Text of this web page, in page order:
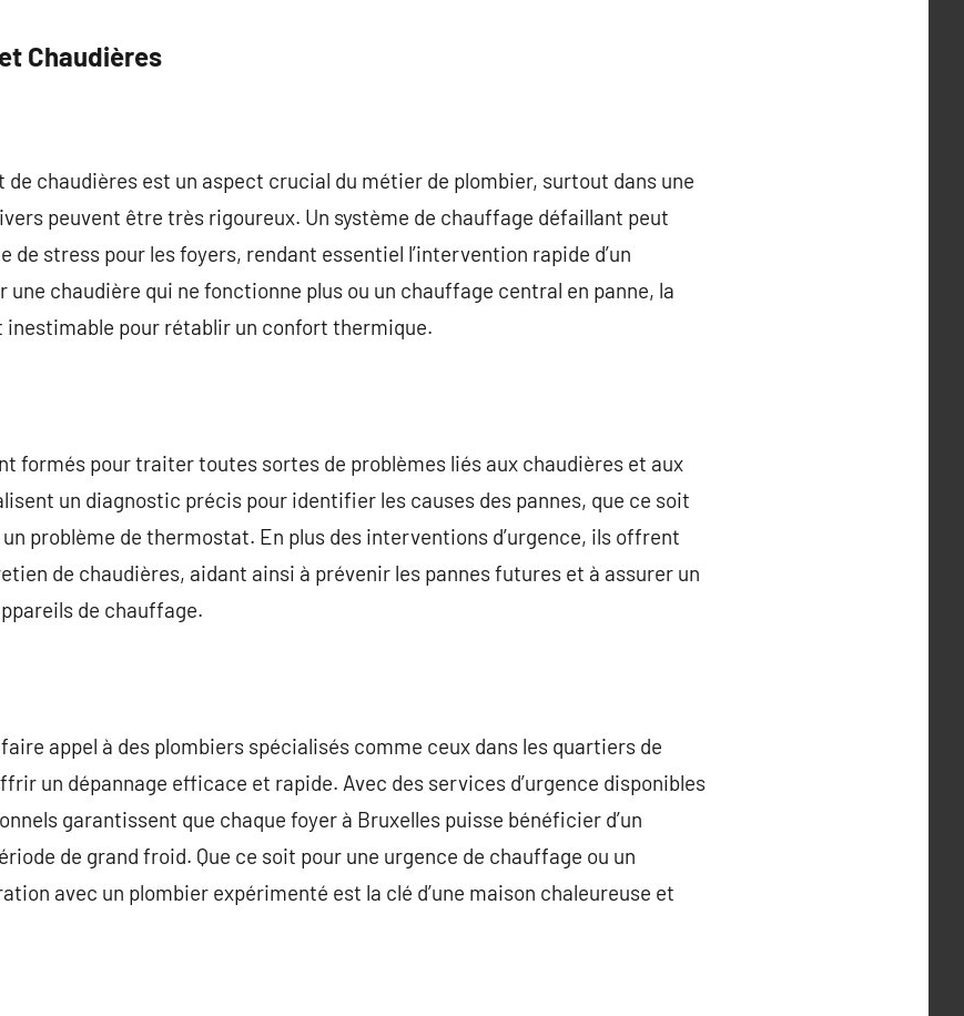
Chaudières
de chaudières est un aspect crucial du métier de plombier, surtout dans une
peuvent être très rigoureux. Un système de chauffage défaillant peut
de stress pour les foyers, rendant essentiel l’intervention rapide d’un
une chaudière qui ne fonctionne plus ou un chauffage central en panne, la
inestimable pour rétablir un confort thermique.
formés pour traiter toutes sortes de problèmes liés aux chaudières et aux
un diagnostic précis pour identifier les causes des pannes, que ce soit
un problème de thermostat. En plus des interventions d’urgence, ils offrent
de chaudières, aidant ainsi à prévenir les pannes futures et à assurer un
de chauffage.
appel à des plombiers spécialisés comme ceux dans les quartiers de
un dépannage efficace et rapide. Avec des services d’urgence disponibles
garantissent que chaque foyer à Bruxelles puisse bénéficier d’un
de grand froid. Que ce soit pour une urgence de chauffage ou un
avec un plombier expérimenté est la clé d’une maison chaleureuse et